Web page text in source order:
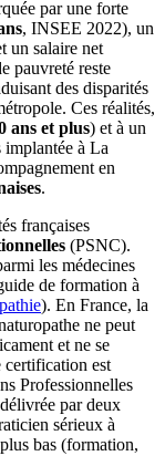
par une forte
, INSEE 2022), un
un salaire net
pauvreté reste
des disparités
Ces réalités,
ans et plus) et à un
à La
en
.
françaises
(PSNC).
les médecines
de formation à
). En France, la
ne peut
et ne se
certification est
Professionnelles
par deux
sérieux à
bas (formation,